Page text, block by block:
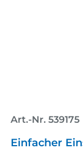
Art.-Nr. 539175
Einfacher